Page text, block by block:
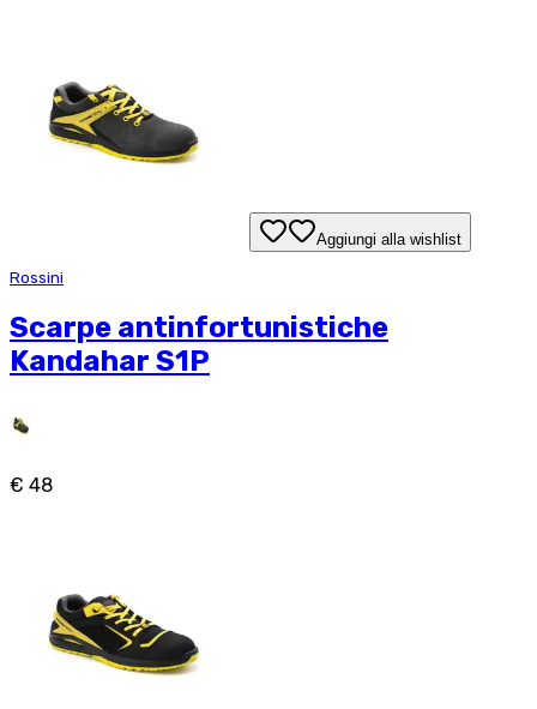
Aggiungi alla wishlist
Rossini
Scarpe antinfortunistiche
Kandahar S1P
€ 48